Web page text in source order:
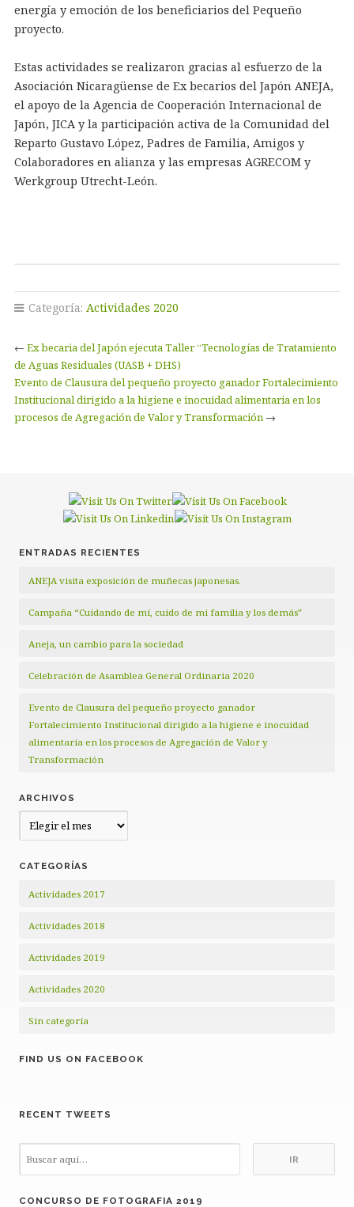
energía y emoción de los beneficiarios del Pequeño
proyecto.
Estas actividades se realizaron gracias al esfuerzo de la
Asociación Nicaragüense de Ex becarios del Japón ANEJA,
el apoyo de la Agencia de Cooperación Internacional de
Japón, JICA y la participación activa de la Comunidad del
Reparto Gustavo López, Padres de Familia, Amigos y
Colaboradores en alianza y las empresas AGRECOM y
Werkgroup Utrecht-León.
Categoría: Actividades 2020
← Ex becaria del Japón ejecuta Taller “Tecnologías de Tratamiento
de Aguas Residuales (UASB + DHS)
Evento de Clausura del pequeño proyecto ganador Fortalecimiento
Institucional dirigido a la higiene e inocuidad alimentaria en los
procesos de Agregación de Valor y Transformación→
ENTRADAS RECIENTES
ANEJA visita exposición de muñecas japonesas.
Campaña “Cuidando de mí, cuido de mi familia y los demás”
Aneja, un cambio para la sociedad
Celebración de Asamblea General Ordinaria 2020
Evento de Clausura del pequeño proyecto ganador
Fortalecimiento Institucional dirigido a la higiene e inocuidad
alimentaria en los procesos de Agregación de Valor y
Transformación
ARCHIVOS
Archivos
CATEGORÍAS
Actividades 2017
Actividades 2018
Actividades 2019
Actividades 2020
Sin categoría
FIND US ON FACEBOOK
RECENT TWEETS
CONCURSO DE FOTOGRAFIA 2019